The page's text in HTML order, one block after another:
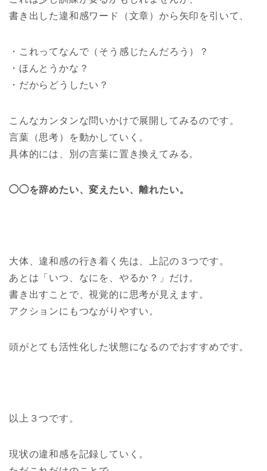
書き出した違和感ワード（文章）から矢印を引いて、
・これってなんで（そう感じたんだろう）？
・ほんとうかな？
・だからどうしたい？
こんなカンタンな問いかけで展開してみるのです。
言葉（思考）を動かしていく。
具体的には、別の言葉に置き換えてみる。
◯◯を辞めたい、変えたい、離れたい。
大体、違和感の行き着く先は、上記の３つです。
あとは「いつ、なにを、やるか？」だけ。
書き出すことで、視覚的に思考が見えます。
アクションにもつながりやすい。
頭がとても活性化した状態になるのでおすすめです。
以上３つです。
現状の違和感を記録していく。